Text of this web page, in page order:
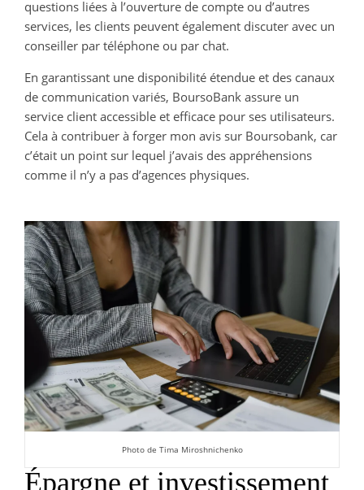
questions liées à l’ouverture de compte ou d’autres
services, les clients peuvent également discuter avec un
conseiller par téléphone ou par chat.
En garantissant une disponibilité étendue et des canaux
de communication variés, BoursoBank assure un
service client accessible et efficace pour ses utilisateurs.
Cela à contribuer à forger mon avis sur Boursobank, car
c’était un point sur lequel j’avais des appréhensions
comme il n’y a pas d’agences physiques.
Photo de Tima Miroshnichenko
Épargne et investissement